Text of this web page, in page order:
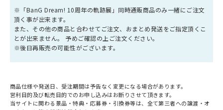
※「BanG Dream! 10周年の軌跡展」同時通販商品のみ一緒にご注文
頂く事が出来ます。
また、その他の商品と合わせてご注文、おまとめ発送をご指定頂くこ
とが出来ません。 予めご確認の上ご注文ください。
※後日再販売の可能性がございます。
商品仕様や発送日、受注期間は予告なく変更になる場合があります。
営利目的及び転売目的でのお申し込みはお断りさせて頂きます。
当サイトに関わる景品・特典・応募券・引換券等は、全て第三者への譲渡・オ